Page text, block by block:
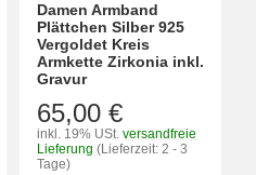
Damen Armband
Plättchen Silber 925
Vergoldet Kreis
Armkette Zirkonia inkl.
Gravur
65,00 €
inkl. 19% USt. versandfreie
Lieferung (Lieferzeit: 2 - 3
Tage)